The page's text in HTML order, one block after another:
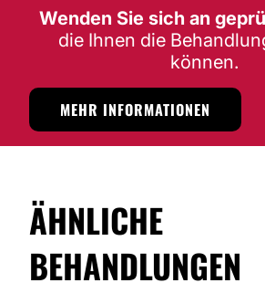
Wenden Sie sich an
die Ihnen die
können.
MEHR INFORMATIONEN
ÄHNLICHE
BEHANDLUNGEN